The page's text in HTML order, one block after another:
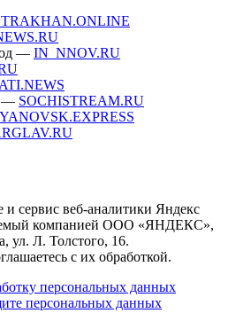
— IN_NNOV.RU
— SOCHISTREAM.RU
и сервис веб-аналитики Яндекс
компанией ООО «ЯНДЕКС»,
ул. Л. Толстого, 16.
с их обработкой.
персональных данных
персональных данных